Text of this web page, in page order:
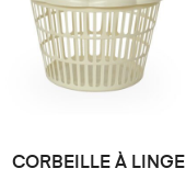
CORBEILLE À LINGE